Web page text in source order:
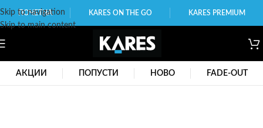
Skip to navigation
Skip to main content
ПОЧЕТНА KARES ON THE GO KARES PREMIUM
АКЦИИ ПОПУСТИ НОВО FADE-OUT